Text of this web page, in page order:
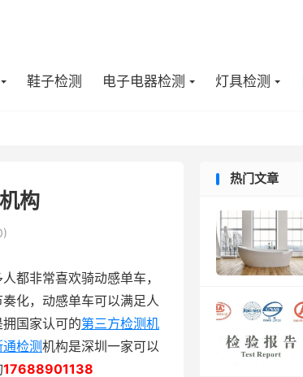
鞋子检测 电子电器检测 灯具检测
构
)
都非常喜欢骑动感单车，
化，动感单车可以满足人
国家认可的第三方检测机
通检测机构是深圳一家可以
17688901138
热门文章